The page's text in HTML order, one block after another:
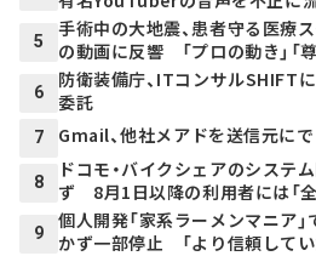
5
手術中の大地震、患者守る医
の動画に反響 「プロの動き」「尊
6
防衛装備庁、ITコンサルSHIFT
委託
7 Gmail、他社メアドを送信元に
8
ドコモ・バイクシェアのシステ
ず 8月1日以降の利用者には「
9
個人開発「家系ラーメンマニア
かず一部停止 「より信頼してい